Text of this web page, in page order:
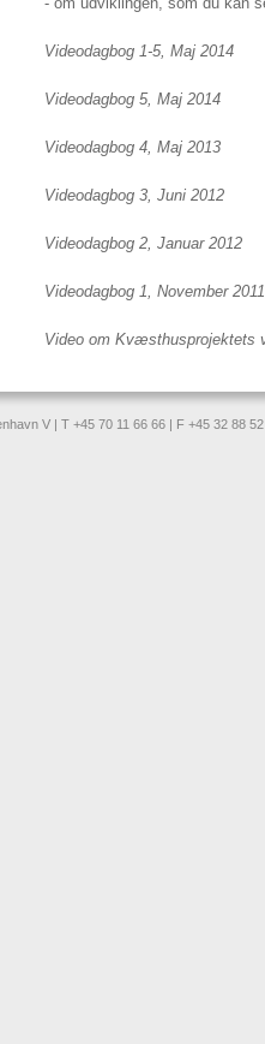
- om udviklingen, som du kan
Videodagbog 1-5, Maj 2014
Videodagbog 5, Maj 2014
Videodagbog 4, Maj 2013
Videodagbog 3, Juni 2012
Videodagbog 2, Januar 2012
Videodagbog 1, November 2011
Video om Kvæsthusprojektets
V | T +45 70 11 66 66 | F +45 32 88